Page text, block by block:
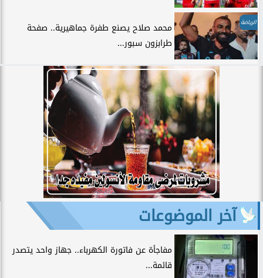
الرياضة
محمد صلاح يصنع طفرة جماهيرية.. صفحة
طرابزون سبور...
آخر الموضوعات
مفاجأة عن فاتورة الكهرباء.. جهاز واحد يتصدر
قائمة...